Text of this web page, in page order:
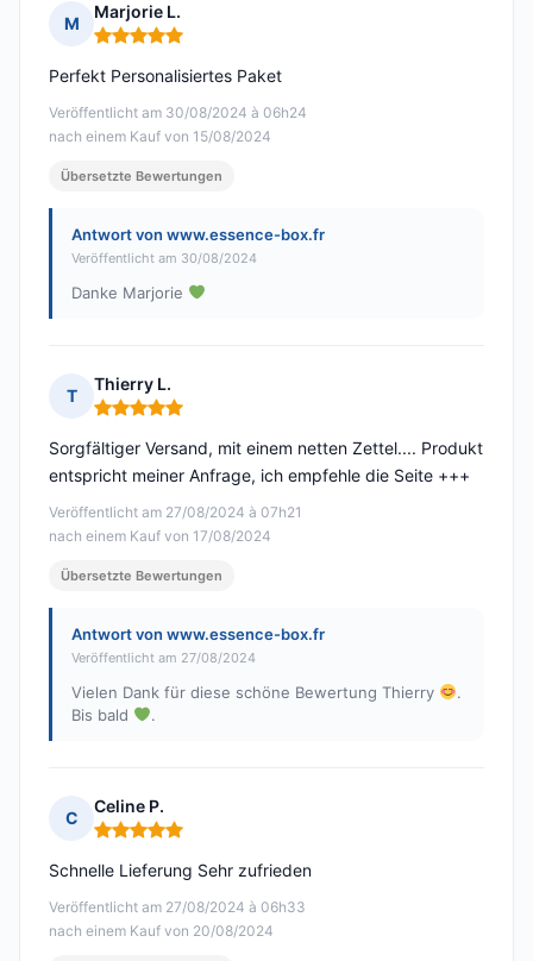
M
Marjorie L.
Hinweis: 5 von 5
Veröffentlicht am 30/08/2024 à 06h24
nach einem Kauf von 15/08/2024
Perfekt Personalisiertes Paket
Übersetzte Bewertungen
Antwort von www.essence-box.fr
Veröffentlicht am 30/08/2024
Danke Marjorie
T
Thierry L.
Hinweis: 5 von 5
Veröffentlicht am 27/08/2024 à 07h21
nach einem Kauf von 17/08/2024
Sorgfältiger Versand, mit einem netten Zettel.... Produkt
entspricht meiner Anfrage, ich empfehle die Seite +++
Übersetzte Bewertungen
Antwort von www.essence-box.fr
Veröffentlicht am 27/08/2024
Vielen Dank für diese schöne Bewertung Thierry
.
Bis bald
.
C
Celine P.
Hinweis: 5 von 5
Veröffentlicht am 27/08/2024 à 06h33
nach einem Kauf von 20/08/2024
Schnelle Lieferung Sehr zufrieden